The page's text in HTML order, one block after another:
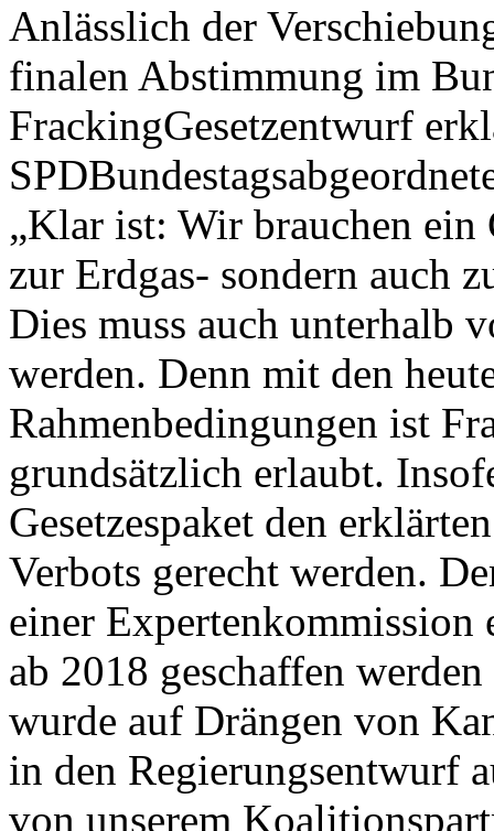
Anlässlich der
finalen Abstimmung im
FrackingGesetzentwurf
„Klar ist: Wir brauchen ein
zur Erdgas- sondern auch
Dies muss auch unterhalb
werden. Denn mit den
Rahmenbedingungen ist
grundsätzlich erlaubt.
Gesetzespaket den
Verbots gerecht werden.
einer
ab 2018 geschaffen
wurde auf Drängen von
in den Regierungsentwurf
von unserem